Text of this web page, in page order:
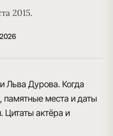
2015.
Льва Дурова. Когда
места и даты
Цитаты актёра и